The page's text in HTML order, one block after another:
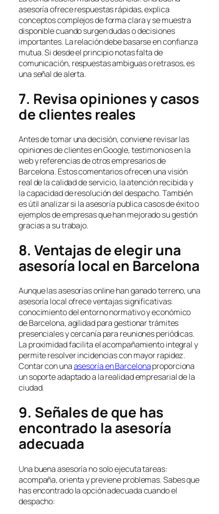
asesoría ofrece respuestas rápidas, explica
conceptos complejos de forma clara y se muestra
disponible cuando surgen dudas o decisiones
importantes. La relación debe basarse en confianza
mutua. Si desde el principio notas falta de
comunicación, respuestas ambiguas o retrasos, es
una señal de alerta.
7. Revisa opiniones y casos
de clientes reales
Antes de tomar una decisión, conviene revisar las
opiniones de clientes en Google, testimonios en la
web y referencias de otros empresarios de
Barcelona. Estos comentarios ofrecen una visión
real de la calidad de servicio, la atención recibida y
la capacidad de resolución del despacho. También
es útil analizar si la asesoría publica casos de éxito o
ejemplos de empresas que han mejorado su gestión
gracias a su trabajo.
8. Ventajas de elegir una
asesoría local en Barcelona
Aunque las asesorías online han ganado terreno, una
asesoría local ofrece ventajas significativas:
conocimiento del entorno normativo y económico
de Barcelona, agilidad para gestionar trámites
presenciales y cercanía para reuniones periódicas.
La proximidad facilita el acompañamiento integral y
permite resolver incidencias con mayor rapidez.
Contar con unaasesoría en Barcelonaproporciona
un soporte adaptado a la realidad empresarial de la
ciudad.
9. Señales de que has
encontrado la asesoría
adecuada
Una buena asesoría no solo ejecuta tareas:
acompaña, orienta y previene problemas. Sabes que
has encontrado la opción adecuada cuando el
despacho: